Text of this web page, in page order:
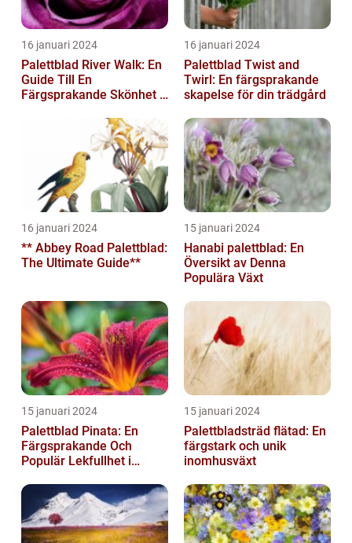
16 januari 2024
Palettblad River Walk: En
Guide Till En
Färgsprakande Skönhet I
16 januari 2024
Palettblad Twist and
Twirl: En färgsprakande
skapelse för din trädgård
16 januari 2024
** Abbey Road Palettblad:
The Ultimate Guide**
15 januari 2024
Hanabi palettblad: En
Översikt av Denna
Populära Växt
15 januari 2024
Palettblad Pinata: En
Färgsprakande Och
Populär Lekfullhet i
15 januari 2024
Palettbladsträd flätad: En
färgstark och unik
inomhusväxt